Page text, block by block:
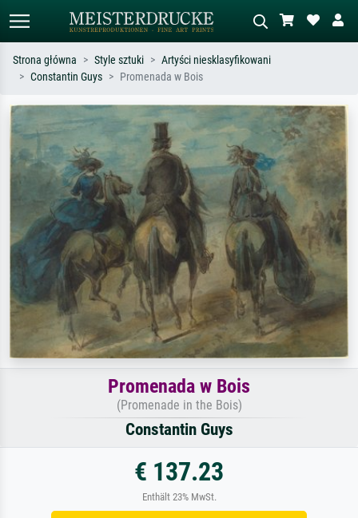
Szukaj wg artysty, tytułu lub stylu – np.
Monet, Gwiaździsta noc,
impresjonizm, fala Hokusaia, akt.
Opisz scenę – np. zielona łąka,
abstrakcja z czerwienią, ciemny olej,
stojący akt obok drzewa.
Strona główna Style sztuki
Artyści niesklasyfikowani
Constantin Guys
Promenada w Bois
Promenada w Bois
(Promenade in the Bois)
Constantin Guys
€ 137.23
Enthält 23% MwSt.